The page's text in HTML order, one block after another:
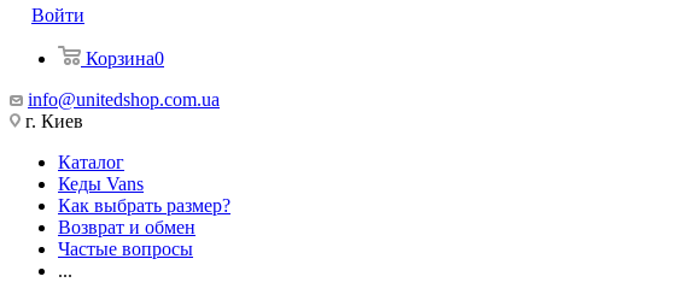
Войти
Корзина0
info@unitedshop.com.ua
г. Киев
Каталог
Кеды Vans
Как выбрать размер?
Возврат и обмен
Частые вопросы
...